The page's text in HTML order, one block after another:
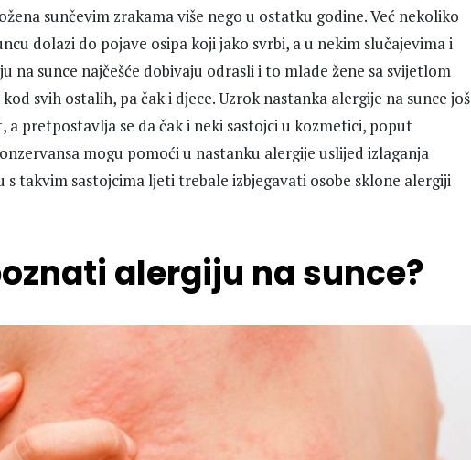
sunčevim zrakama više nego u ostatku godine. Već nekoliko
dolazi do pojave osipa koji jako svrbi, a u nekim slučajevima i
na sunce najčešće dobivaju odrasli i to mlade žene sa svijetlom
svih ostalih, pa čak i djece. Uzrok nastanka alergije na sunce još
pretpostavlja se da čak i neki sastojci u kozmetici, poput
mogu pomoći u nastanku alergije uslijed izlaganja
s takvim sastojcima ljeti trebale izbjegavati osobe sklone alergiji
alergiju na sunce?